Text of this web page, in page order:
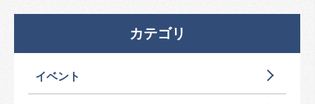
カテゴリ
イベント